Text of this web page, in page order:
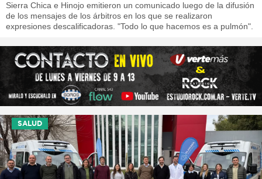
Sierra Chica e Hinojo emitieron un comunicado luego de la difusión
de los mensajes de los árbitros en los que se realizaron
expresiones descalificadoras. "Todo lo que hacemos es a pulmón".
SALUD